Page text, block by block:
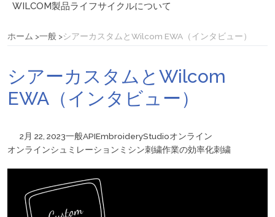
WILCOM製品ライフサイクルについて
刺繍業界大手のBinatedとのインタビュー
プリントビジネスを刺繍で多様化しましょう
自動デジタイズによるスマートなデザインアプローチ
WILCOM製品に関するお問い合わせ
ホーム 一般 シアーカスタムとWilcom EWA（インタビュー）
シアーカスタムとWilcom
EWA（インタビュー）
2月 22, 2023一般APIEmbroideryStudioオンライン
オンラインシュミレーション ミシン刺繍作業の効率化刺繍